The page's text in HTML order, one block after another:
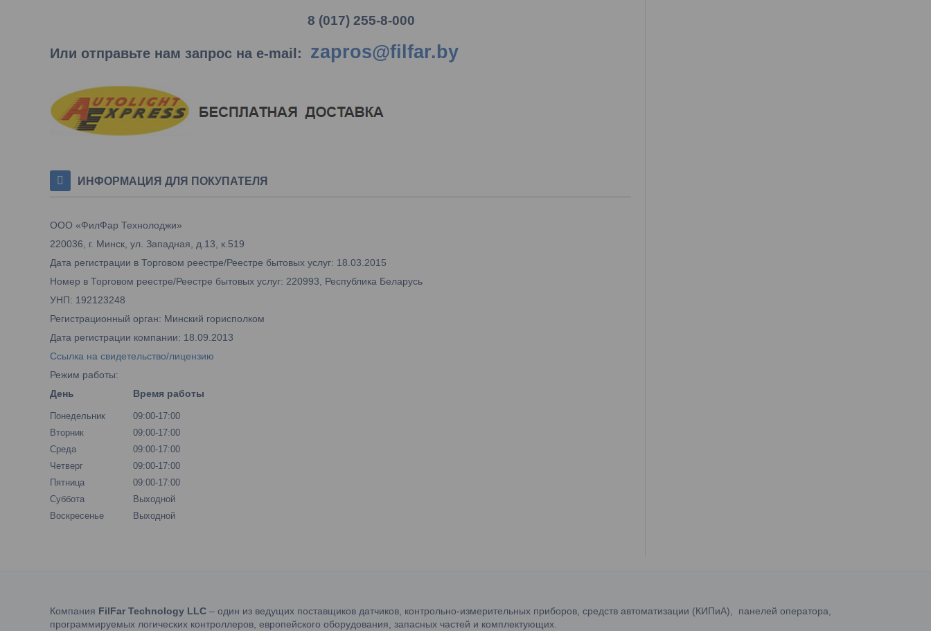
8 (017) 255-8-000
Или отправьте нам запрос на e-mail: zapros@filfar.by
ИНФОРМАЦИЯ ДЛЯ ПОКУПАТЕЛЯ
ООО «ФилФар Технолоджи»
220036, г. Минск, ул. Западная, д.13, к.519
Дата регистрации в Торговом реестре/Реестре бытовых услуг: 18.03.2015
Номер в Торговом реестре/Реестре бытовых услуг: 220993, Республика Беларусь
УНП: 192123248
Регистрационный орган: Минский горисполком
Дата регистрации компании: 18.09.2013
Ссылка на свидетельство/лицензию
Режим работы:
День
Время работы
Понедельник
09:00-17:00
Вторник
09:00-17:00
Среда
09:00-17:00
Четверг
09:00-17:00
Пятница
09:00-17:00
Суббота
Выходной
Воскресенье
Выходной
Компания FilFar Technology LLC – один из ведущих поставщиков датчиков, контрольно-измерительных приборов, средств автоматизации (КИПиА), панелей оператора,
программируемых логических контроллеров, европейского оборудования, запасных частей и комплектующих.